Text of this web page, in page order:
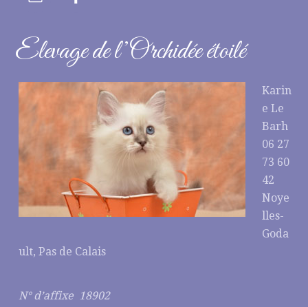
Elevage de l’Orchidée étoilé
Karin
e Le
Barh
06 27
73 60
42
Noye
lles-
Goda
ult, Pas de Calais
N° d’affixe 18902